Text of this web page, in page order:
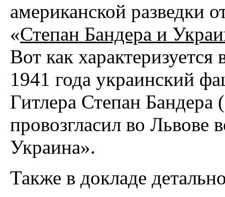
американской разведки
«Степан Бандера и
Вот как
1941 года украинский
Гитлера Степан Бандера
провозгласил во Львове
Украина».
Также в докладе